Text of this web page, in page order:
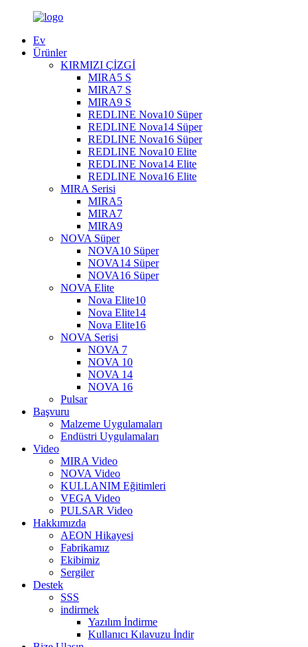
Ev
Ürünler
KIRMIZI ÇİZGİ
MIRA5 S
MIRA7 S
MIRA9 S
REDLINE Nova10 Süper
REDLINE Nova14 Süper
REDLINE Nova16 Süper
REDLINE Nova10 Elite
REDLINE Nova14 Elite
REDLINE Nova16 Elite
MIRA Serisi
MIRA5
MIRA7
MIRA9
NOVA Süper
NOVA10 Süper
NOVA14 Süper
NOVA16 Süper
NOVA Elite
Nova Elite10
Nova Elite14
Nova Elite16
NOVA Serisi
NOVA 7
NOVA 10
NOVA 14
NOVA 16
Pulsar
Başvuru
Malzeme Uygulamaları
Endüstri Uygulamaları
Video
MIRA Video
NOVA Video
KULLANIM Eğitimleri
VEGA Video
PULSAR Video
Hakkımızda
AEON Hikayesi
Fabrikamız
Ekibimiz
Sergiler
Destek
SSS
indirmek
Yazılım İndirme
Kullanıcı Kılavuzu İndir